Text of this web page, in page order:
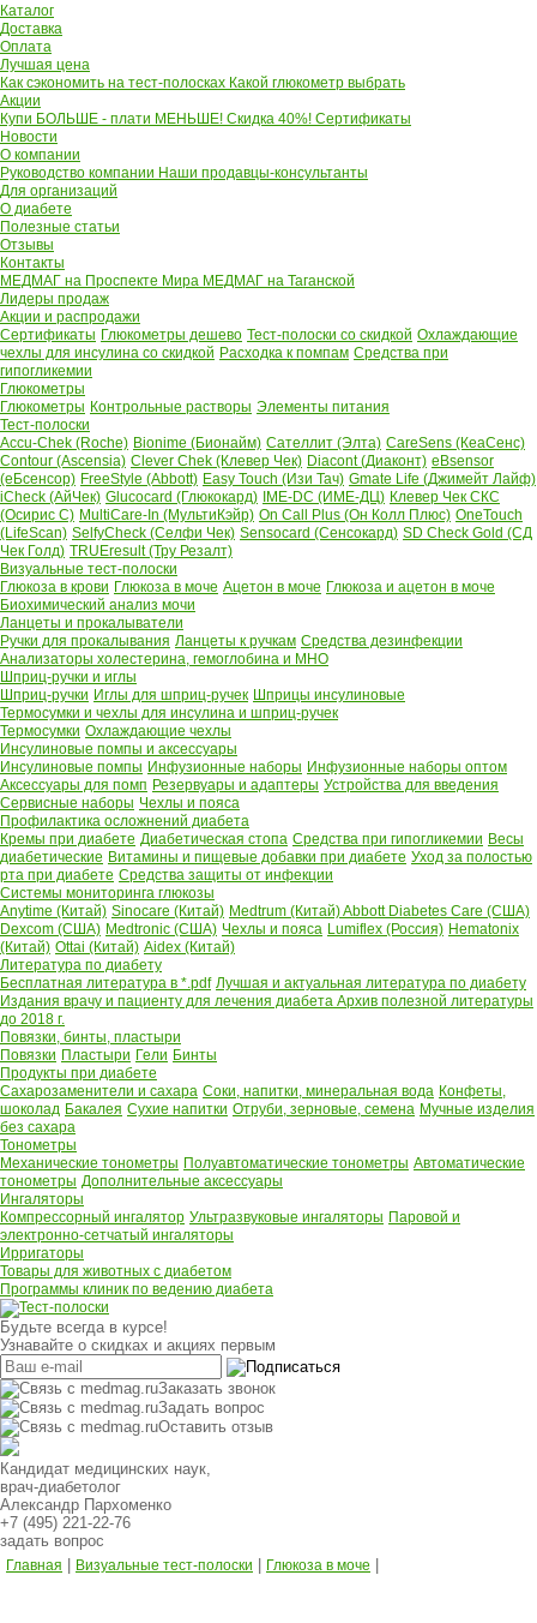
Каталог
Доставка
Оплата
Лучшая цена
Как сэкономить на тест-полосках Какой глюкометр выбрать
Акции
Купи БОЛЬШЕ - плати МЕНЬШЕ! Скидка 40%! Сертификаты
Новости
О компании
Руководство компании Наши продавцы-консультанты
Для организаций
О диабете
Полезные статьи
Отзывы
Контакты
МЕДМАГ на Проспекте Мира МЕДМАГ на Таганской
Лидеры продаж
Акции и распродажи
Сертификаты Глюкометры дешево Тест-полоски со скидкой Охлаждающие
чехлы для инсулина со скидкой Расходка к помпам Средства при
гипогликемии
Глюкометры
Глюкометры Контрольные растворы Элементы питания
Тест-полоски
Accu-Chek (Roche) Bionime (Бионайм) Сателлит (Элта) CareSens (КеаСенс)
Contour (Ascensia) Clever Chek (Клевер Чек) Diacont (Диаконт) eBsensor
(еБсенсор) FreeStyle (Abbott) Easy Touch (Изи Тач) Gmate Life (Джимейт Лайф)
iCheck (АйЧек) Glucocard (Глюкокард) IME-DC (ИМЕ-ДЦ) Клевер Чек СКС
(Осирис С) MultiCare-In (МультиКэйр) On Call Plus (Он Колл Плюс) OneTouch
(LifeScan) SelfyCheck (Селфи Чек) Sensocard (Сенсокард) SD Check Gold (СД
Чек Голд) TRUEresult (Тру Резалт)
Визуальные тест-полоски
Глюкоза в крови Глюкоза в моче Ацетон в моче Глюкоза и ацетон в моче
Биохимический анализ мочи
Ланцеты и прокалыватели
Ручки для прокалывания Ланцеты к ручкам Средства дезинфекции
Анализаторы холестерина, гемоглобина и МНО
Шприц-ручки и иглы
Шприц-ручки Иглы для шприц-ручек Шприцы инсулиновые
Термосумки и чехлы для инсулина и шприц-ручек
Термосумки Охлаждающие чехлы
Инсулиновые помпы и аксессуары
Инсулиновые помпы Инфузионные наборы Инфузионные наборы оптом
Аксессуары для помп Резервуары и адаптеры Устройства для введения
Сервисные наборы Чехлы и пояса
Профилактика осложнений диабета
Кремы при диабете Диабетическая стопа Средства при гипогликемии Весы
диабетические Витамины и пищевые добавки при диабете Уход за полостью
рта при диабете Средства защиты от инфекции
Системы мониторинга глюкозы
Anytime (Китай) Sinocare (Китай) Medtrum (Китай)Abbott Diabetes Care (США)
Dexcom (США) Medtronic (США) Чехлы и пояса Lumiflex (Россия) Hematonix
(Китай) Ottai (Китай) Aidex (Китай)
Литература по диабету
Бесплатная литература в *.pdf Лучшая и актуальная литература по диабету
Издания врачу и пациенту для лечения диабета Архив полезной литературы
до 2018 г.
Повязки, бинты, пластыри
Повязки Пластыри Гели Бинты
Продукты при диабете
Сахарозаменители и сахара Соки, напитки, минеральная вода Конфеты,
шоколад Бакалея Сухие напитки Отруби, зерновые, семена Мучные изделия
без сахара
Тонометры
Механические тонометры Полуавтоматические тонометры Автоматические
тонометры Дополнительные аксессуары
Ингаляторы
Компрессорный ингалятор Ультразвуковые ингаляторы Паровой и
электронно-сетчатый ингаляторы
Ирригаторы
Товары для животных с диабетом
Программы клиник по ведению диабета
Будьте всегда в курсе!
Узнавайте о скидках и акциях первым
Заказать звонок
Задать вопрос
Оставить отзыв
Кандидат медицинских наук,
врач-диабетолог
Александр Пархоменко
+7 (495) 221-22-76
задать вопрос
Главная Визуальные тест-полоски Глюкоза в моче